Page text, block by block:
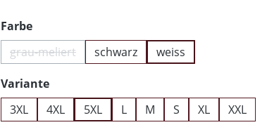
Farbeauswählen
grau-meliert(Diese Option ist zurzeit nicht verfügbar.)
schwarz weiss
Varianteauswählen
3XL
4XL 5XL L M S XL XXL